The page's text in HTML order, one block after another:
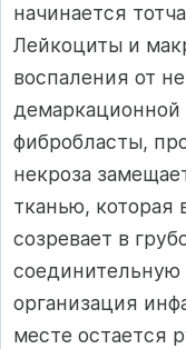
начинается
Лейкоциты и
воспаления от
фибробласты,
некроза
тканью, которая
созревает в
соединительную
организация
месте остается